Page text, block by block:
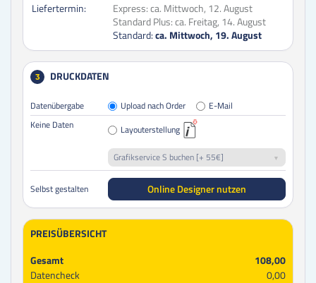
Liefertermin: Express:ca. Mittwoch, 12. August
Standard Plus:ca. Freitag, 14. August
Standard:ca. Mittwoch, 19. August
3 DRUCKDATEN
Datenübergabe Upload nach Order
E-Mail
Keine Daten
Layouterstellung
Grafikservice S buchen [+ 55€]
Selbst gestalten Online Designer nutzen
PREISÜBERSICHT
Gesamt
108,00
Datencheck
0,00